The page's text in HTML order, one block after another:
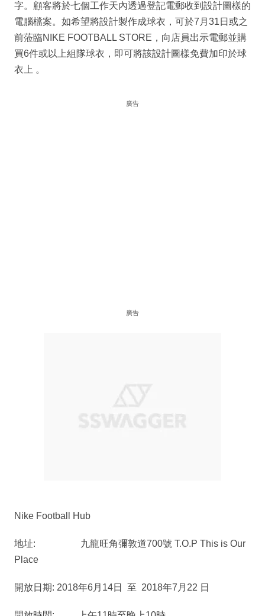
字。顧客將於七個工作天內透過登記電郵收到設計圖樣的
電腦檔案。如希望將設計製作成球衣，可於7月31日或之
前蒞臨NIKE FOOTBALL STORE，向店員出示電郵並購
買6件或以上組隊球衣，即可將該設計圖樣免費加印於球
衣上 。
廣告
廣告
Nike Football Hub
地址: 九龍旺角彌敦道700號 T.O.P This is Our
Place
開放日期: 2018年6月14日 至 2018年7月22 日